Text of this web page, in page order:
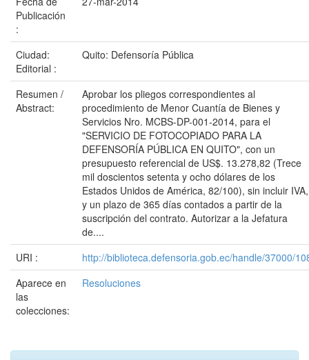
Publicación
:
Ciudad:
Editorial :
Quito: Defensoría Pública
Resumen /
Abstract:
Aprobar los pliegos correspondientes al
procedimiento de Menor Cuantía de Bienes y
Servicios Nro. MCBS-DP-001-2014, para el
"SERVICIO DE FOTOCOPIADO PARA LA
DEFENSORÍA PÚBLICA EN QUITO", con un
presupuesto referencial de US$. 13.278,82 (Trece
mil doscientos setenta y ocho dólares de los
Estados Unidos de América, 82/100), sin incluir IVA,
y un plazo de 365 días contados a partir de la
suscripción del contrato. Autorizar a la Jefatura
de....
URI :
http://biblioteca.defensoria.gob.ec/handle/37000/
Aparece en
las
colecciones:
Resoluciones